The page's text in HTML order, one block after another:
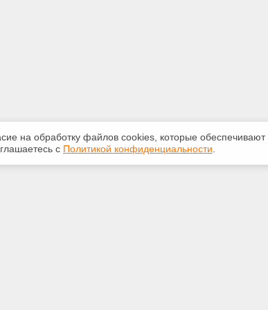
на обработку файлов сооkiеs, которые обеспечивают
с Политикой конфиденциальности